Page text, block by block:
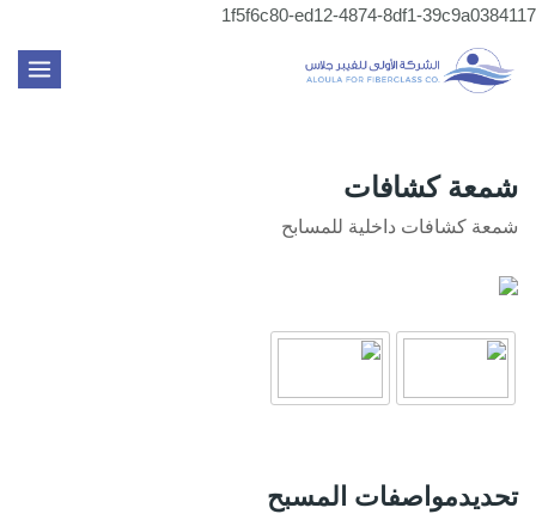
1f5f6c80-ed12-4874-8df1-39c9a0384117
شمعة كشافات
شمعة كشافات داخلية للمسابح
تحديدمواصفات المسبح